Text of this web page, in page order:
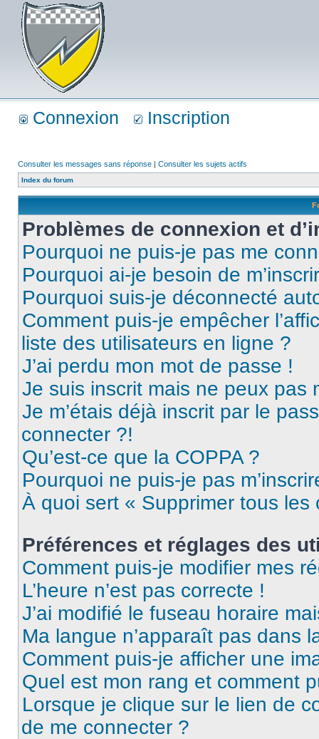
Connexion Inscription
Consulter les messages sans réponse | Consulter les sujets actifs
Index du forum
Problèmes de connexion et
Pourquoi ne puis-je pas me
Pourquoi ai-je besoin de
Pourquoi suis-je déconnecté
Comment puis-je empêcher
liste des utilisateurs en ligne ?
J’ai perdu mon mot de passe !
Je suis inscrit mais ne peux pas
Je m’étais déjà inscrit par le
connecter ?!
Qu’est-ce que la COPPA ?
Pourquoi ne puis-je pas
À quoi sert « Supprimer tous les
Préférences et réglages des
Comment puis-je modifier mes
L’heure n’est pas correcte !
J’ai modifié le fuseau horaire
Ma langue n’apparaît pas dans
Comment puis-je afficher une
Quel est mon rang et comment
Lorsque je clique sur le lien de
de me connecter ?